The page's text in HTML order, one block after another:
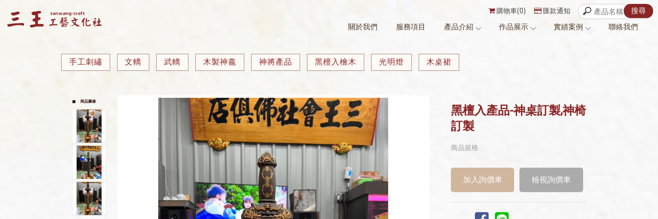
關於我們 服務項目 產品介紹 作品展示 實績案例 聯絡我們
購物車(0) 匯款通知
手工刺繡 文轎 武轎 木製神龕 神將產品 黑檀入檜木 光明燈 木桌裙
商品圖像
黑檀入產品-神桌訂製,神椅
訂製
商品規格
檢視詢價車